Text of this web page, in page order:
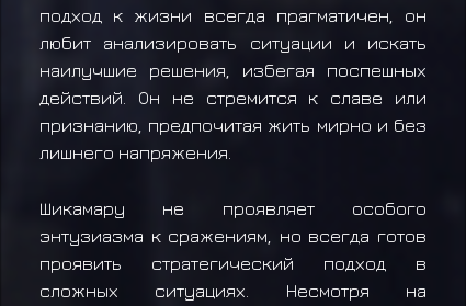
подход к жизни всегда прагматичен, он
любит анализировать ситуации и искать
наилучшие решения, избегая поспешных
действий. Он не стремится к славе или
признанию, предпочитая жить мирно и без
лишнего напряжения.
Шикамару не проявляет особого
энтузиазма к сражениям, но всегда готов
проявить стратегический подход в
сложных ситуациях. Несмотря на